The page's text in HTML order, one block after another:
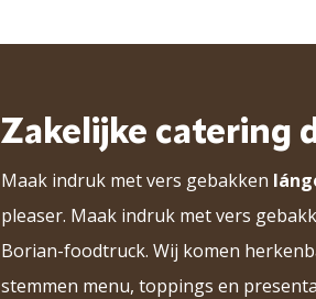
Zakelijke catering
Maak indruk met vers gebakken
pleaser. Maak indruk met vers
Borian-foodtruck. Wij komen
stemmen menu, toppings en